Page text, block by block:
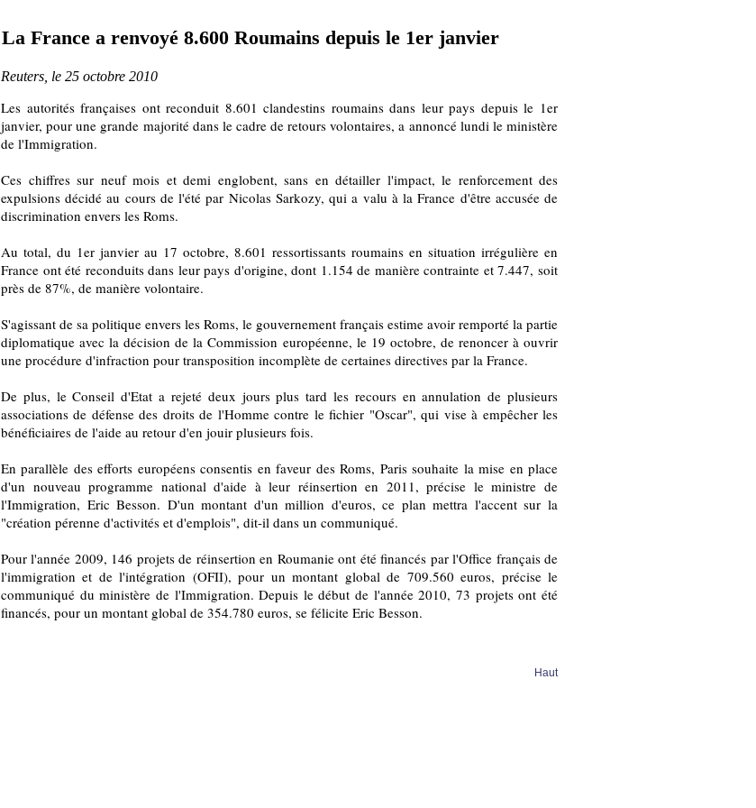
La France a renvoyé 8.600 Roumains depuis le 1er janvier
Reuters, le 25 octobre 2010
Les autorités françaises ont reconduit 8.601 clandestins roumains dans leur pays depuis le 1er
janvier, pour une grande majorité dans le cadre de retours volontaires, a annoncé lundi le ministère
de l'Immigration.
Ces chiffres sur neuf mois et demi englobent, sans en détailler l'impact, le renforcement des
expulsions décidé au cours de l'été par Nicolas Sarkozy, qui a valu à la France d'être accusée de
discrimination envers les Roms.
Au total, du 1er janvier au 17 octobre, 8.601 ressortissants roumains en situation irrégulière en
France ont été reconduits dans leur pays d'origine, dont 1.154 de manière contrainte et 7.447, soit
près de 87%, de manière volontaire.
S'agissant de sa politique envers les Roms, le gouvernement français estime avoir remporté la partie
diplomatique avec la décision de la Commission européenne, le 19 octobre, de renoncer à ouvrir
une procédure d'infraction pour transposition incomplète de certaines directives par la France.
De plus, le Conseil d'Etat a rejeté deux jours plus tard les recours en annulation de plusieurs
associations de défense des droits de l'Homme contre le fichier "Oscar", qui vise à empêcher les
bénéficiaires de l'aide au retour d'en jouir plusieurs fois.
En parallèle des efforts européens consentis en faveur des Roms, Paris souhaite la mise en place
d'un nouveau programme national d'aide à leur réinsertion en 2011, précise le ministre de
l'Immigration, Eric Besson. D'un montant d'un million d'euros, ce plan mettra l'accent sur la
"création pérenne d'activités et d'emplois", dit-il dans un communiqué.
Pour l'année 2009, 146 projets de réinsertion en Roumanie ont été financés par l'Office français de
l'immigration et de l'intégration (OFII), pour un montant global de 709.560 euros, précise le
communiqué du ministère de l'Immigration. Depuis le début de l'année 2010, 73 projets ont été
financés, pour un montant global de 354.780 euros, se félicite Eric Besson.
Haut